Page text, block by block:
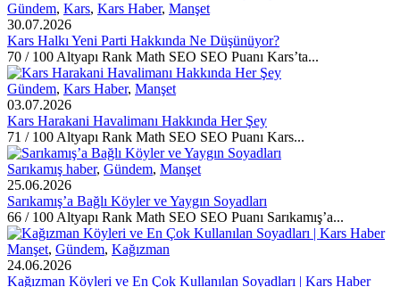
Gündem, Kars, Kars Haber, Manşet
30.07.2026
Kars Halkı Yeni Parti Hakkında Ne Düşünüyor?
70 / 100 Altyapı Rank Math SEO SEO Puanı Kars’ta...
Gündem, Kars Haber, Manşet
03.07.2026
Kars Harakani Havalimanı Hakkında Her Şey
71 / 100 Altyapı Rank Math SEO SEO Puanı Kars...
Sarıkamış haber, Gündem, Manşet
25.06.2026
Sarıkamış’a Bağlı Köyler ve Yaygın Soyadları
66 / 100 Altyapı Rank Math SEO SEO Puanı Sarıkamış’a...
Manşet, Gündem, Kağızman
24.06.2026
Kağızman Köyleri ve En Çok Kullanılan Soyadları | Kars Haber